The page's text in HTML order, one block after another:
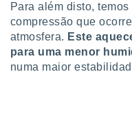
Para além disto,
compressão que
atmosfera. Este
para uma menor
numa maior